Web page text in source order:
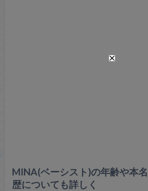
MINA(ベーシスト)の年齢や本
歴についても詳しく